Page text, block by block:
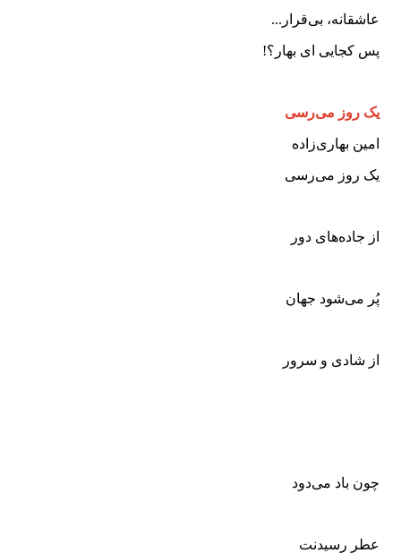
عاشقانه، بی‌قرار...
پس کجایی ای بهار؟!
یک روز می‌رسی
امین بهاری‌زاده
یک روز می‌رسی
از جاده‌های دور
پُر می‌شود جهان
از شادی و سرور
چون باد می‌دود
عطر رسیدنت